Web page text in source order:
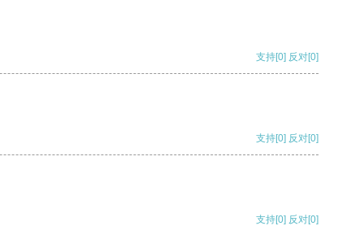
支持[0] 反对[0]
支持[0] 反对[0]
支持[0] 反对[0]